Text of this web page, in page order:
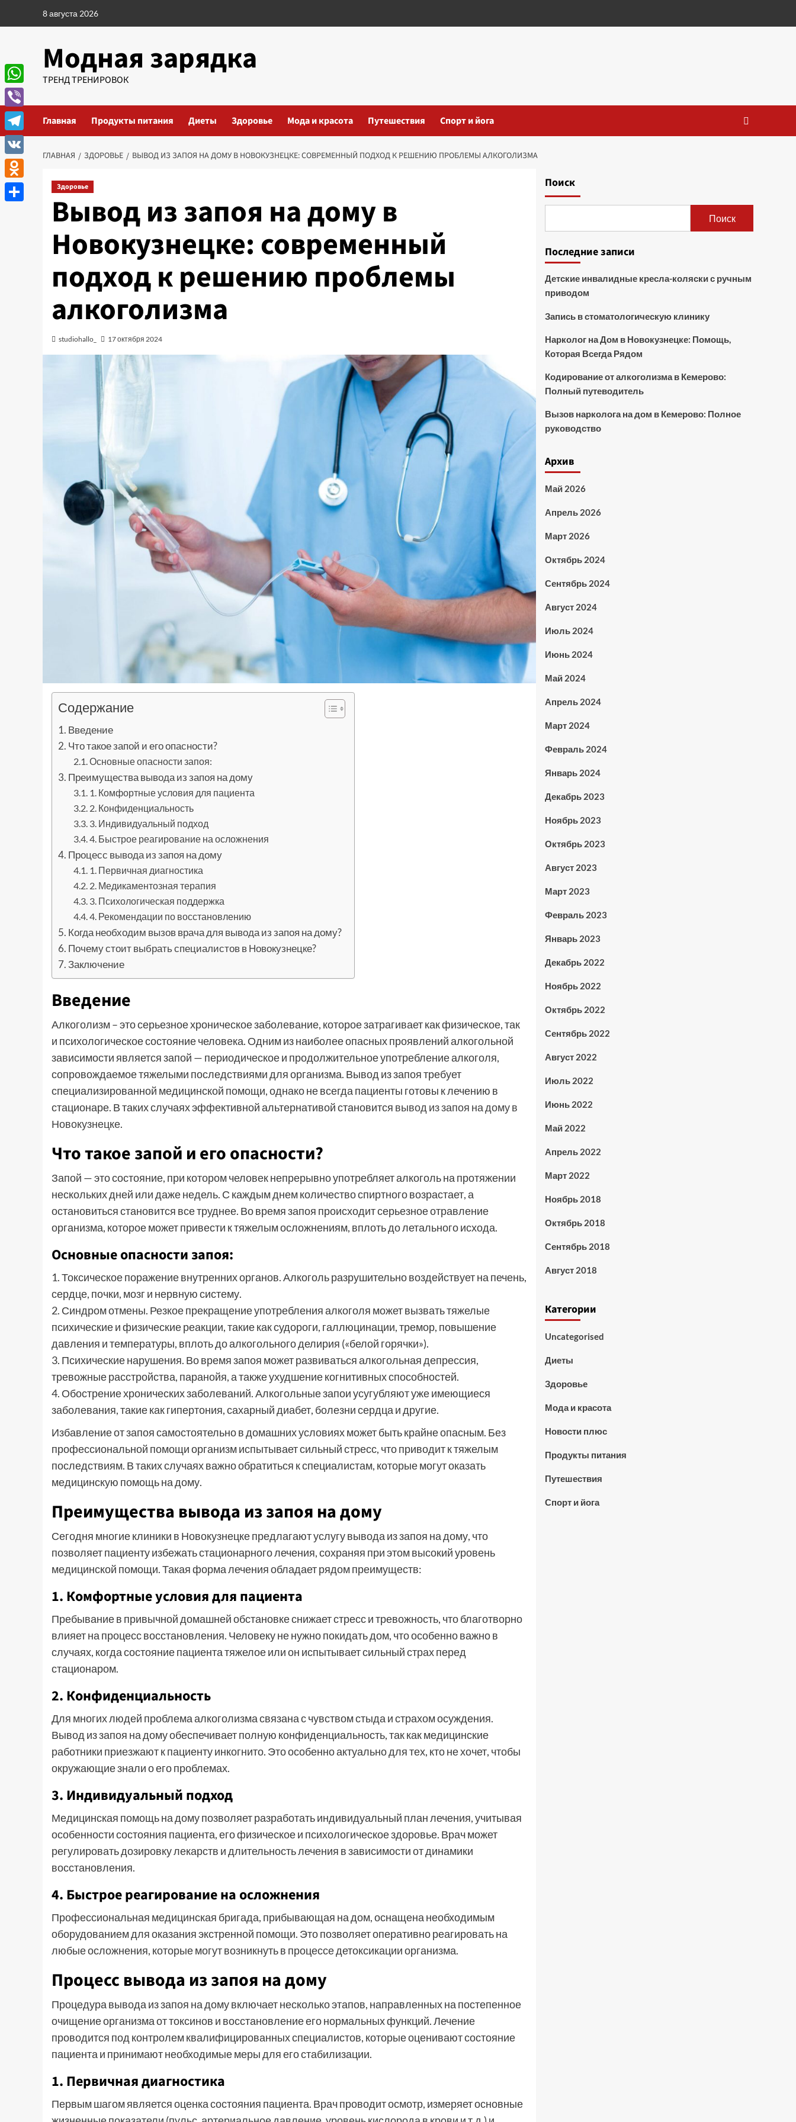
8 августа 2026
Модная зарядка
ТРЕНД ТРЕНИРОВОК
Главная Продукты питания Диеты Здоровье Мода и красота Путешествия Спорт и йога
ГЛАВНАЯ ЗДОРОВЬЕ ВЫВОД ИЗ ЗАПОЯ НА ДОМУ В НОВОКУЗНЕЦКЕ: СОВРЕМЕННЫЙ ПОДХОД К РЕШЕНИЮ ПРОБЛЕМЫ АЛКОГОЛИЗМА
Здоровье
Вывод из запоя на дому в
Новокузнецке: современный
подход к решению проблемы
алкоголизма
studiohallo_ 17 октября 2024
Содержание
Введение
Что такое запой и его опасности?
Основные опасности запоя:
Преимущества вывода из запоя на дому
1. Комфортные условия для пациента
2. Конфиденциальность
3. Индивидуальный подход
4. Быстрое реагирование на осложнения
Процесс вывода из запоя на дому
1. Первичная диагностика
2. Медикаментозная терапия
3. Психологическая поддержка
4. Рекомендации по восстановлению
Когда необходим вызов врача для вывода из запоя на дому?
Почему стоит выбрать специалистов в Новокузнецке?
Заключение
Введение
Алкоголизм – это серьезное хроническое заболевание, которое затрагивает как физическое, так
и психологическое состояние человека. Одним из наиболее опасных проявлений алкогольной
зависимости является запой — периодическое и продолжительное употребление алкоголя,
сопровождаемое тяжелыми последствиями для организма. Вывод из запоя требует
специализированной медицинской помощи, однако не всегда пациенты готовы к лечению в
стационаре. В таких случаях эффективной альтернативой становится вывод из запоя на дому в
Новокузнецке.
Что такое запой и его опасности?
Запой — это состояние, при котором человек непрерывно употребляет алкоголь на протяжении
нескольких дней или даже недель. С каждым днем количество спиртного возрастает, а
остановиться становится все труднее. Во время запоя происходит серьезное отравление
организма, которое может привести к тяжелым осложнениям, вплоть до летального исхода.
Основные опасности запоя:
1. Токсическое поражение внутренних органов. Алкоголь разрушительно воздействует на печень,
сердце, почки, мозг и нервную систему.
2. Синдром отмены. Резкое прекращение употребления алкоголя может вызвать тяжелые
психические и физические реакции, такие как судороги, галлюцинации, тремор, повышение
давления и температуры, вплоть до алкогольного делирия («белой горячки»).
3. Психические нарушения. Во время запоя может развиваться алкогольная депрессия,
тревожные расстройства, паранойя, а также ухудшение когнитивных способностей.
4. Обострение хронических заболеваний. Алкогольные запои усугубляют уже имеющиеся
заболевания, такие как гипертония, сахарный диабет, болезни сердца и другие.
Избавление от запоя самостоятельно в домашних условиях может быть крайне опасным. Без
профессиональной помощи организм испытывает сильный стресс, что приводит к тяжелым
последствиям. В таких случаях важно обратиться к специалистам, которые могут оказать
медицинскую помощь на дому.
Преимущества вывода из запоя на дому
Сегодня многие клиники в Новокузнецке предлагают услугу вывода из запоя на дому, что
позволяет пациенту избежать стационарного лечения, сохраняя при этом высокий уровень
медицинской помощи. Такая форма лечения обладает рядом преимуществ:
1. Комфортные условия для пациента
Пребывание в привычной домашней обстановке снижает стресс и тревожность, что благотворно
влияет на процесс восстановления. Человеку не нужно покидать дом, что особенно важно в
случаях, когда состояние пациента тяжелое или он испытывает сильный страх перед
стационаром.
2. Конфиденциальность
Для многих людей проблема алкоголизма связана с чувством стыда и страхом осуждения.
Вывод из запоя на дому обеспечивает полную конфиденциальность, так как медицинские
работники приезжают к пациенту инкогнито. Это особенно актуально для тех, кто не хочет, чтобы
окружающие знали о его проблемах.
3. Индивидуальный подход
Медицинская помощь на дому позволяет разработать индивидуальный план лечения, учитывая
особенности состояния пациента, его физическое и психологическое здоровье. Врач может
регулировать дозировку лекарств и длительность лечения в зависимости от динамики
восстановления.
4. Быстрое реагирование на осложнения
Профессиональная медицинская бригада, прибывающая на дом, оснащена необходимым
оборудованием для оказания экстренной помощи. Это позволяет оперативно реагировать на
любые осложнения, которые могут возникнуть в процессе детоксикации организма.
Процесс вывода из запоя на дому
Процедура вывода из запоя на дому включает несколько этапов, направленных на постепенное
очищение организма от токсинов и восстановление его нормальных функций. Лечение
проводится под контролем квалифицированных специалистов, которые оценивают состояние
пациента и принимают необходимые меры для его стабилизации.
1. Первичная диагностика
Первым шагом является оценка состояния пациента. Врач проводит осмотр, измеряет основные
Поиск
Поиск
Последние записи
Детские инвалидные кресла-коляски с ручным
приводом
Запись в стоматологическую клинику
Нарколог на Дом в Новокузнецке: Помощь,
Которая Всегда Рядом
Кодирование от алкоголизма в Кемерово:
Полный путеводитель
Вызов нарколога на дом в Кемерово: Полное
руководство
Архив
Май 2026
Апрель 2026
Март 2026
Октябрь 2024
Сентябрь 2024
Август 2024
Июль 2024
Июнь 2024
Май 2024
Апрель 2024
Март 2024
Февраль 2024
Январь 2024
Декабрь 2023
Ноябрь 2023
Октябрь 2023
Август 2023
Март 2023
Февраль 2023
Январь 2023
Декабрь 2022
Ноябрь 2022
Октябрь 2022
Сентябрь 2022
Август 2022
Июль 2022
Июнь 2022
Май 2022
Апрель 2022
Март 2022
Ноябрь 2018
Октябрь 2018
Сентябрь 2018
Август 2018
Категории
Uncategorised
Диеты
Здоровье
Мода и красота
Новости плюс
Продукты питания
Путешествия
Спорт и йога
WhatsApp
Viber
Telegram
VK
Odnoklassniki